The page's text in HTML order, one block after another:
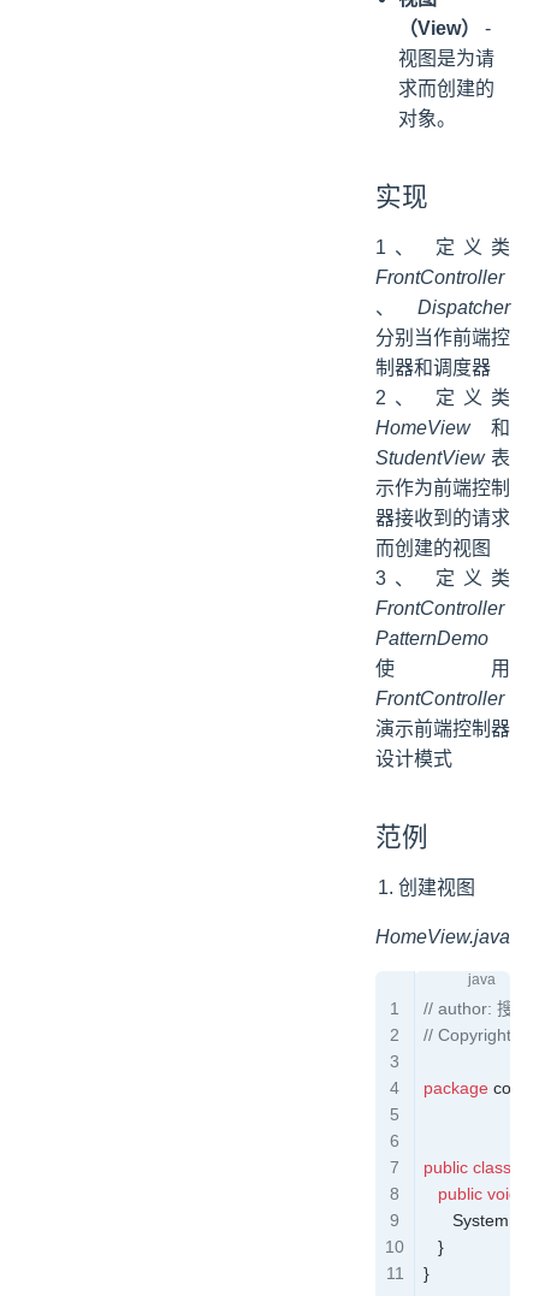
（View）
-
视图是为请
求而创建的
对象。
实现
1、 定义类
FrontController
、 Dispatcher
分别当作前端控
制器和调度器
2、 定义类
HomeView和
StudentView表
示作为前端控制
器接收到的请求
而创建的视图
3、 定义类
FrontController
PatternDemo
使用
FrontController
演示前端控制器
设计模式
范例
创建视图
HomeView.java
// author: 搜云
// Copyright ©
package
public class
   public
void
      System
   }
}